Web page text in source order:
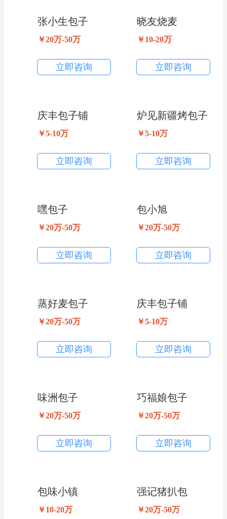
张小生包子
￥20万-50万
立即咨询
晓友烧麦
￥10-20万
立即咨询
庆丰包子铺
￥5-10万
立即咨询
炉见新疆烤包子
￥5-10万
立即咨询
嘿包子
￥20万-50万
立即咨询
包小旭
￥20万-50万
立即咨询
蒸好麦包子
￥20万-50万
立即咨询
庆丰包子铺
￥5-10万
立即咨询
味洲包子
￥20万-50万
立即咨询
巧福娘包子
￥20万-50万
立即咨询
包味小镇
￥10-20万
强记猪扒包
￥20万-50万